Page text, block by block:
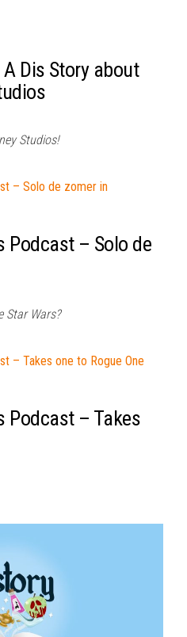
Dis Story about
Studios!
Podcast – Solo de
Star Wars?
Podcast – Takes